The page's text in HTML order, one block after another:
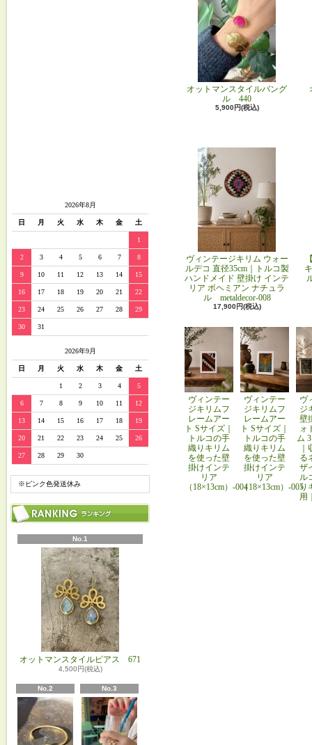
2026年8月
日 月 火 水 木 金 土
1
2 3 4 5 6 7 8
9 10 11 12 13 14 15
16 17 18 19 20 21 22
23 24 25 26 27 28 29
30 31
2026年9月
日 月 火 水 木 金 土
1 2 3 4 5
6 7 8 9 10 11 12
13 14 15 16 17 18 19
20 21 22 23 24 25 26
27 28 29 30
※ピンク色発送休み
No.1
オットマンスタイルピアス 671
4,500円(税込)
No.2 No.3
オットマンスタイルバング
ル 440
5,900円(税込)
ヴィンテージキリム ウォー
ルデコ 直径35cm｜トルコ製
ハンドメイド 壁掛け インテ
リア ボヘミアン ナチュラ
ル metaldecor-008
17,900円(税込)
ヴィンテー
ジキリムフ
レームアー
ト Sサイズ｜
トルコの手
織りキリム
を使った壁
掛けインテ
リア
（18×13cm）-004
ヴィンテー
ジキリムフ
レームアー
ト Sサイズ｜
トルコの手
織りキリム
を使った壁
掛けインテ
リア
（18×13cm）-005
ヴ
ジ
壁
ォ
ム
る
ザ
ル
り
用